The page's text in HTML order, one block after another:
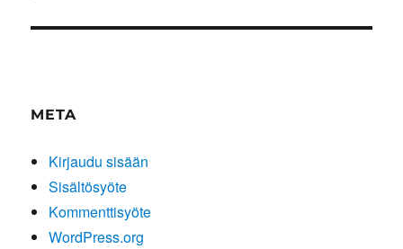
META
Kirjaudu sisään
Sisältösyöte
Kommenttisyöte
WordPress.org